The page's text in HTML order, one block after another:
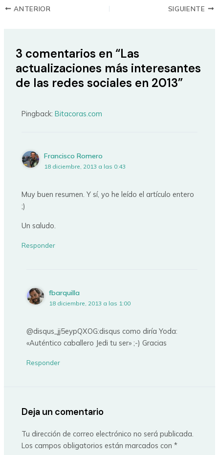
ANTERIOR SIGUIENTE
3 comentarios en “Las
actualizaciones más interesantes
de las redes sociales en 2013”
Pingback:Bitacoras.com
Francisco Romero
18 diciembre, 2013 a las 0:43
Muy buen resumen. Y sí, yo he leído el artículo entero
;)
Un saludo.
Responder
fbarquilla
18 diciembre, 2013 a las 1:00
@disqus_jj5eypQXOG:disqus como diría Yoda:
«Auténtico caballero Jedi tu ser» ;-) Gracias
Responder
Deja un comentario
Tu dirección de correo electrónico no será publicada.
Los campos obligatorios están marcados con*